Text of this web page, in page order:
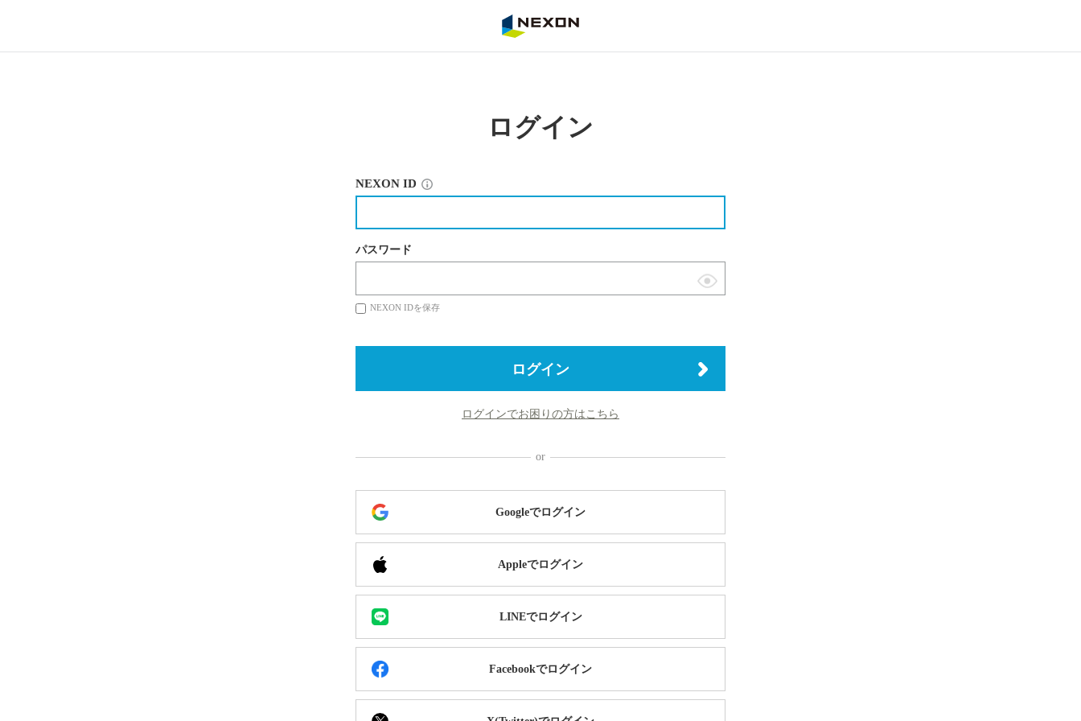
ログイン
NEXON ID
パスワード
表
替
NEXON IDを保存
ログイン
ログインでお困りの方はこちら
Googleでログイン
Appleでログイン
LINEでログイン
Facebookでログイン